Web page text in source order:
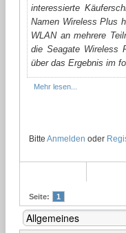
interessierte
Namen Wireless Plus
WLAN an mehrere
die Seagate Wireless
über das Ergebnis im
Mehr lesen...
Bitte Anmelden oder
Seite: 1